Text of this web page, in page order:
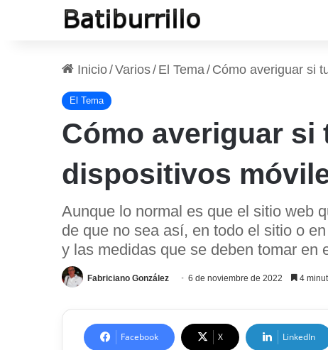
Inicio/Varios/ El Tema/ Cómo averiguar si
El Tema
Cómo averiguar si
dispositivos
Aunque lo normal es que el sitio web
de que no sea así, en todo el sitio o
y las medidas que se deben tomar en
Fabriciano González 6 de noviembre de 2022 4
Facebook X LinkedIn